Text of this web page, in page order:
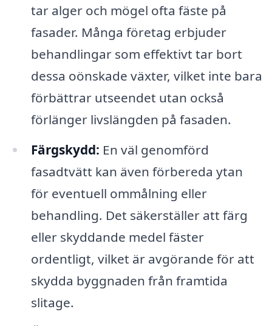
tar alger och mögel ofta fäste på
fasader. Många företag erbjuder
behandlingar som effektivt tar bort
dessa oönskade växter, vilket inte bara
förbättrar utseendet utan också
förlänger livslängden på fasaden.
Färgskydd: En väl genomförd
fasadtvätt kan även förbereda ytan
för eventuell ommålning eller
behandling. Det säkerställer att färg
eller skyddande medel fäster
ordentligt, vilket är avgörande för att
skydda byggnaden från framtida
slitage.